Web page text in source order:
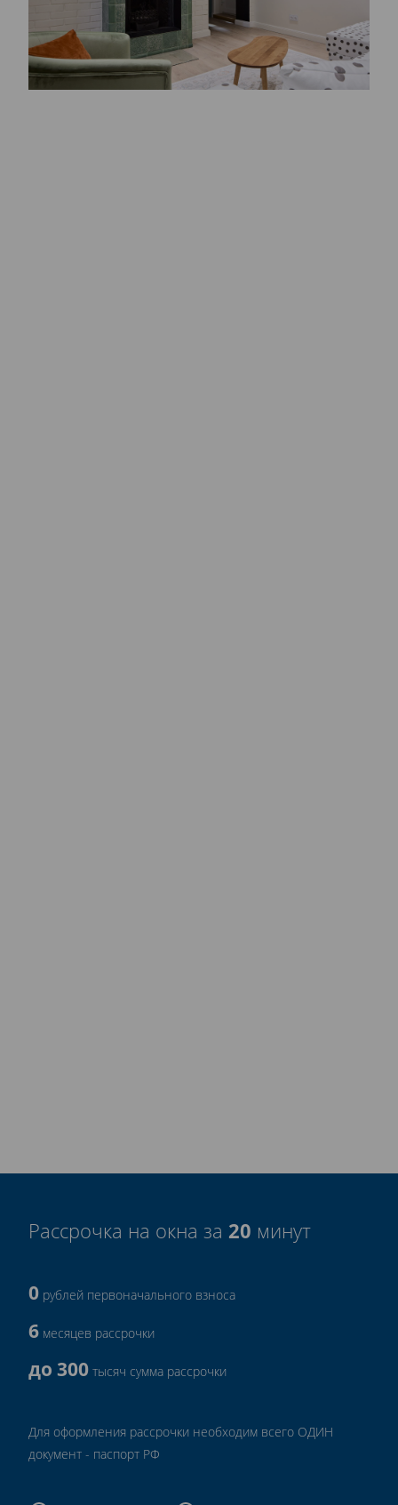
Рассрочка на окна за 20 минут
0 рублей первоначального взноса
6 месяцев рассрочки
до 300 тысяч сумма рассрочки
Для оформления рассрочки необходим всего ОДИН
документ - паспорт РФ